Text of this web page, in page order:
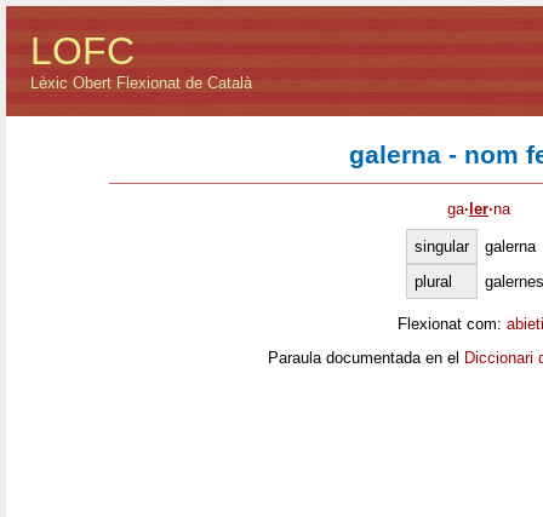
LOFC
Lèxic Obert Flexionat de Català
galerna - nom
ga· ler·na
singular
galerna
plural
galernes
Flexionat com:
Paraula documentada en el Diccionari